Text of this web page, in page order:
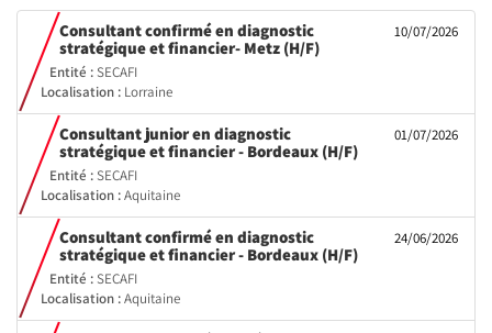
10/07/2026
Consultant confirmé en diagnostic
stratégique et financier- Metz (H/F)(Nouvelle
Entité :SECAFI
Localisation : Lorraine
01/07/2026
Consultant junior en diagnostic
stratégique et financier - Bordeaux (H/F)(Nouvelle
Entité :SECAFI
Localisation :Aquitaine
24/06/2026
Consultant confirmé en diagnostic
stratégique et financier - Bordeaux (H/F)(Nouvelle
Entité :SECAFI
Localisation :Aquitaine